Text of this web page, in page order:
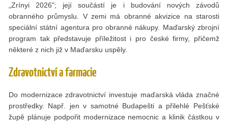
„Zrínyi 2026"; její součástí je i budování nových závodů
obranného průmyslu. V zemi má obranné akvizice na starosti
speciální státní agentura pro obranné nákupy. Maďarský zbrojní
program tak představuje příležitost i pro české firmy, přičemž
některé z nich již v Maďarsku uspěly.
Zdravotnictví a farmacie
Do modernizace zdravotnictví investuje maďarská vláda značné
prostředky. Např. jen v samotné Budapešti a přilehlé Pešťské
župě plánuje podpořit modernizace nemocnic a klinik částkou v